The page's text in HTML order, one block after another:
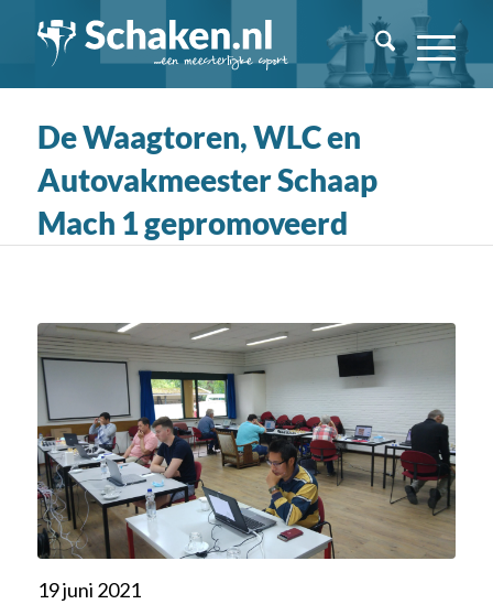
De Waagtoren, WLC en
Autovakmeester Schaap
Mach 1 gepromoveerd
19 juni 2021